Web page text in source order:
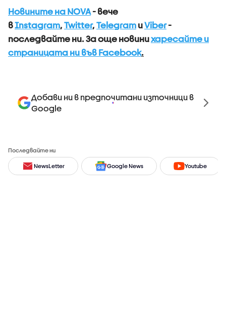
Новините на NOVA- вече
вInstagram, Twitter, Telegram иViber-
последвайте ни.За още новинихаресайте и
страницата ни във Facebook.
Добави ни в предпочитани източници в
Google
Последвайте ни
NewsLetter Google News Youtube